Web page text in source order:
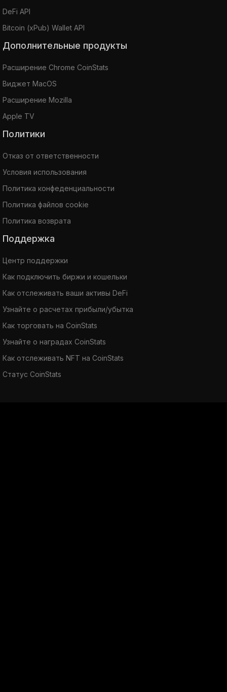
DeFi API
Bitcoin (xPub) Wallet API
Дополнительные продукты
Расширение Chrome CoinStats
Виджет MacOS
Расширение Mozilla
Apple TV
Политики
Отказ от ответственности
Условия использования
Политика конфеденциальности
Политика файлов cookie
Политика возврата
Поддержка
Центр поддержки
Как подключить биржи и кошельки
Как отслеживать ваши активы DeFi
Узнайте о расчетах прибыли/убытка
Как торговать на CoinStats
Узнайте о наградах CoinStats
Как отслеживать NFT на CoinStats
Статус CoinStats